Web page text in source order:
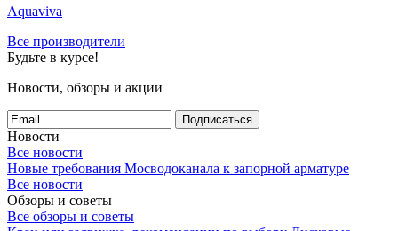
Aquaviva
Все производители
Будьте в курсе!
Новости, обзоры и акции
Подписаться
Новости
Все новости
Новые требования Мосводоканала к запорной арматуре
Все новости
Обзоры и советы
Все обзоры и советы